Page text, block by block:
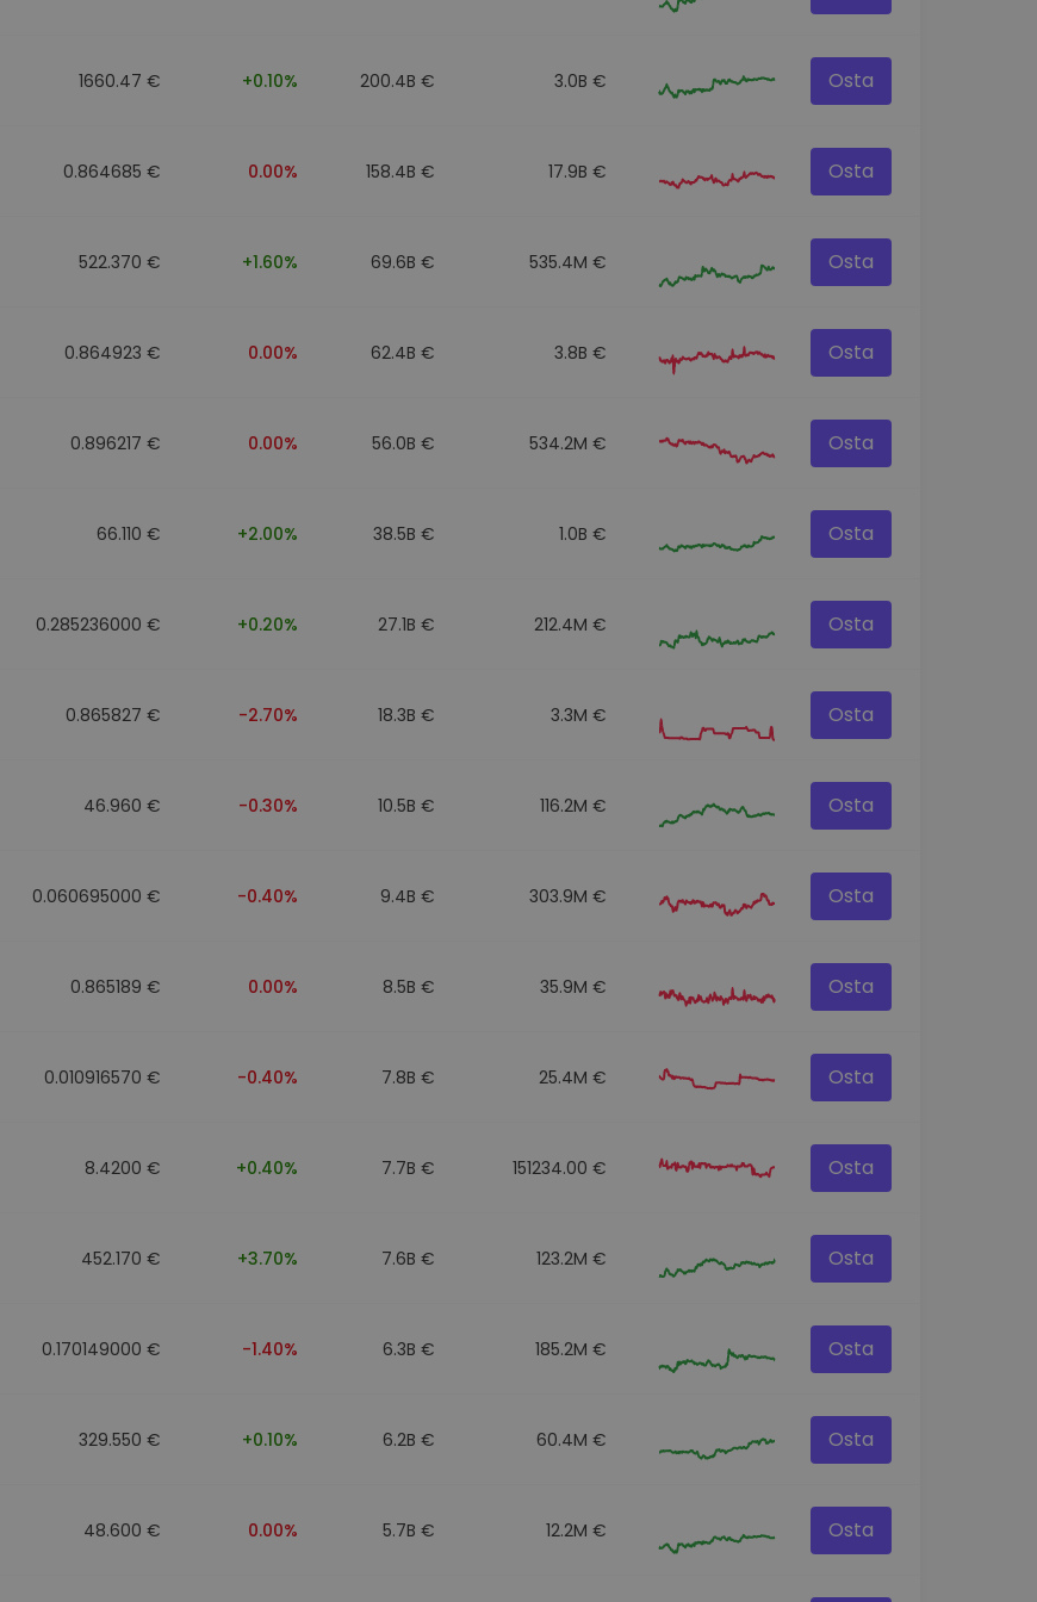
1660.47 € +0.10% 200.4B € 3.0B € Osta
0.864685 € 0.00% 158.4B € 17.9B € Osta
522.370 € +1.60% 69.6B € 535.4M € Osta
0.864923 € 0.00% 62.4B € 3.8B € Osta
0.896217 € 0.00% 56.0B € 534.2M € Osta
66.110 € +2.00% 38.5B € 1.0B € Osta
0.285236000 € +0.20% 27.1B € 212.4M € Osta
0.865827 € -2.70% 18.3B € 3.3M € Osta
46.960 € -0.30% 10.5B € 116.2M € Osta
0.060695000 € -0.40% 9.4B € 303.9M € Osta
0.865189 € 0.00% 8.5B € 35.9M € Osta
0.010916570 € -0.40% 7.8B € 25.4M € Osta
8.4200 € +0.40% 7.7B € 151234.00 € Osta
452.170 € +3.70% 7.6B € 123.2M € Osta
0.170149000 € -1.40% 6.3B € 185.2M € Osta
329.550 € +0.10% 6.2B € 60.4M € Osta
48.600 € 0.00% 5.7B € 12.2M € Osta